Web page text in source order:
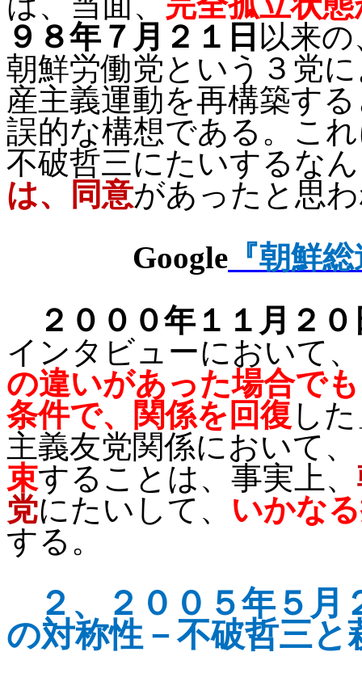
９８年７月２１日 以来
朝鮮労働党という３党
産主義運動を再構築す
誤的な構想である。こ
不破哲三にたいするな
は、同意があったと思
Google 『朝鮮
２０００年１１月２
インタビューにおいて
の違いがあった場合で
条件で、関係を回復 し
主義友党関係において、
束することは、事実上、
党にたいして、 いかな
する。
２、２ ００５年５月
の対称性－不破哲三と